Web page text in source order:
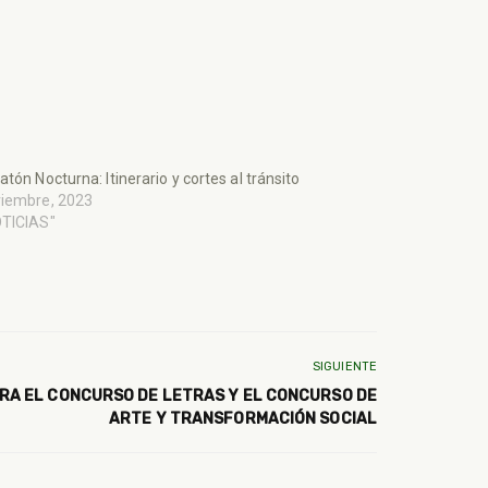
Nocturna: Itinerario y cortes al tránsito
2023
SIGUIENTE
EL CONCURSO DE LETRAS Y EL CONCURSO DE
ARTE Y TRANSFORMACIÓN SOCIAL